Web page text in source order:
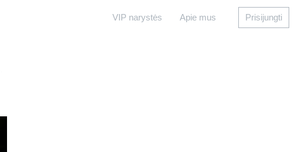
VIP narystės Apie mus Prisijungti